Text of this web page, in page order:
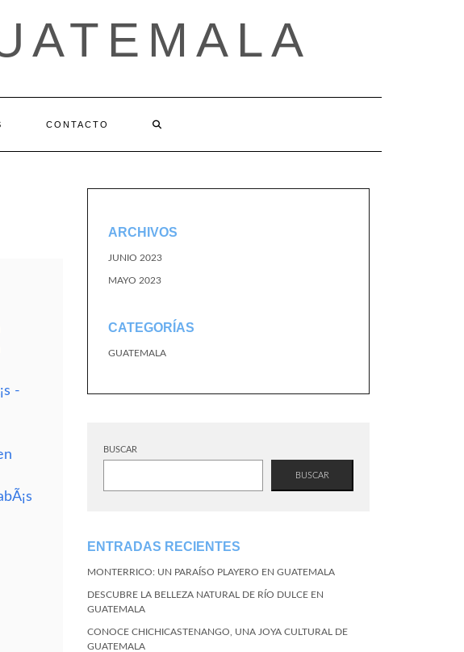
CONTACTO
-
ARCHIVOS
JUNIO 2023
MAYO 2023
CATEGORÍAS
GUATEMALA
BUSCAR
BUSCAR
ENTRADAS RECIENTES
MONTERRICO: UN PARAÍSO PLAYERO EN GUATEMALA
DESCUBRE LA BELLEZA NATURAL DE RÍO DULCE EN
GUATEMALA
CONOCE CHICHICASTENANGO, UNA JOYA CULTURAL DE
GUATEMALA